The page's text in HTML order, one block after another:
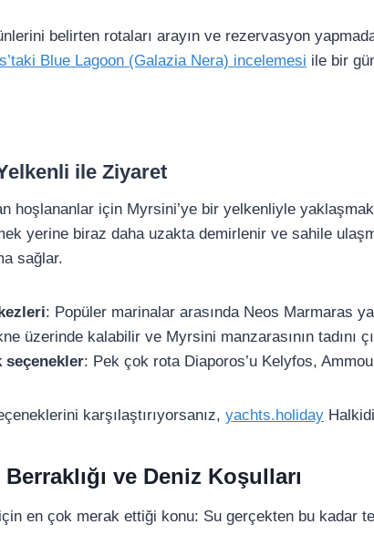
belirten rotaları arayın ve rezervasyon
Blue Lagoon (Galazia Nera) incelemesi ile bir
ile Ziyaret
hoşlananlar için Myrsini’ye bir yelkenliyle
yerine biraz daha uzakta demirlenir ve sahile
sağlar.
: Popüler marinalar arasında Neos Marmaras
üzerinde kalabilir ve Myrsini manzarasının tadını
seçenekler: Pek çok rota Diaporos’u Kelyfos,
karşılaştırıyorsanız, yachts.holiday
ve Deniz Koşulları
en çok merak ettiği konu: Su gerçekten bu kadar